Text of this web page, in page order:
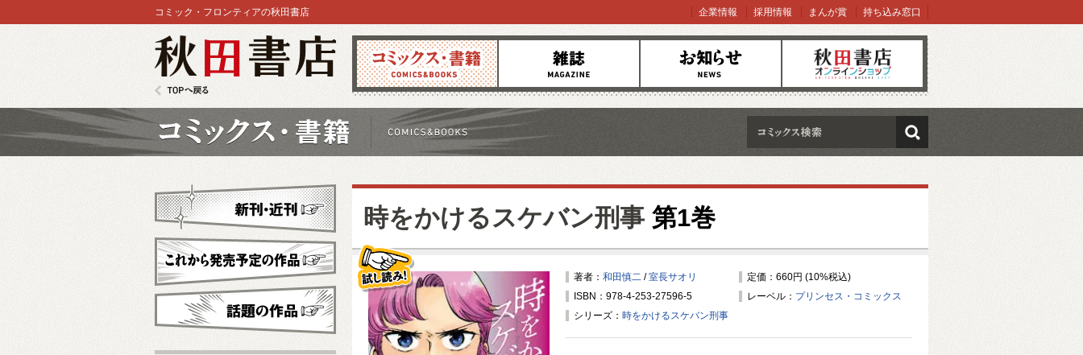
コミックス 雑誌 お知らせ オンラインショップ
コミック・フロンティアの秋田書店 企業情報 採用情報 まんが賞 持ち込み窓口
検索
時をかけるスケバン刑事 第1巻
著者： 和田慎二 /室長サオリ
定価：660円 (10%税込)
ISBN：978-4-253-27596-5
レーベル： プリンセス・コミックス
シリーズ： 時をかけるスケバン刑事
試し読み！
新刊・近刊
これから発売予定